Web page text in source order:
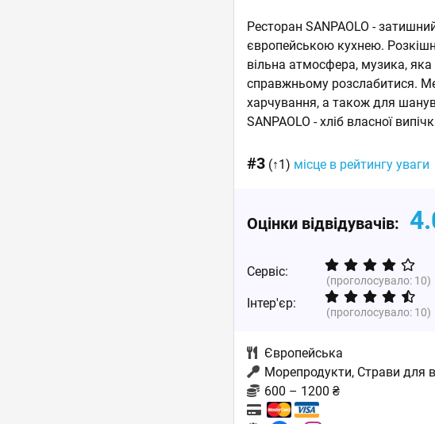
Ресторан SANPAOLO -
європейською кухнею.
вільна атмосфера, музика,
справжньому розслабитися.
харчування, а також для
SANPAOLO - хліб власної
#3 (↑1) місце в рейтингу уваги
Оцінки відвідувачів:
Сервіс:
(проголосувало: 10)
Інтер'єр:
(проголосувало: 10)
Європейська
Морепродукти, Страви для
600 – 1200 ₴